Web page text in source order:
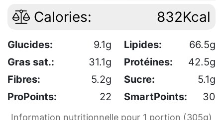
Calories: 832Kcal
Glucides: 9.1g Lipides:
66.5g
Gras sat.:
31.1g Protéines:
42.5g
Fibres:
5.2g Sucre:
5.1g
ProPoints:
22 SmartPoints: 30
Information nutritionnelle pour 1 portion (305g)